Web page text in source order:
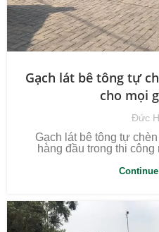
Gạch lát bê tông tự
cho mọi
Đức
Gạch lát bê tông tự
hàng đầu trong thi